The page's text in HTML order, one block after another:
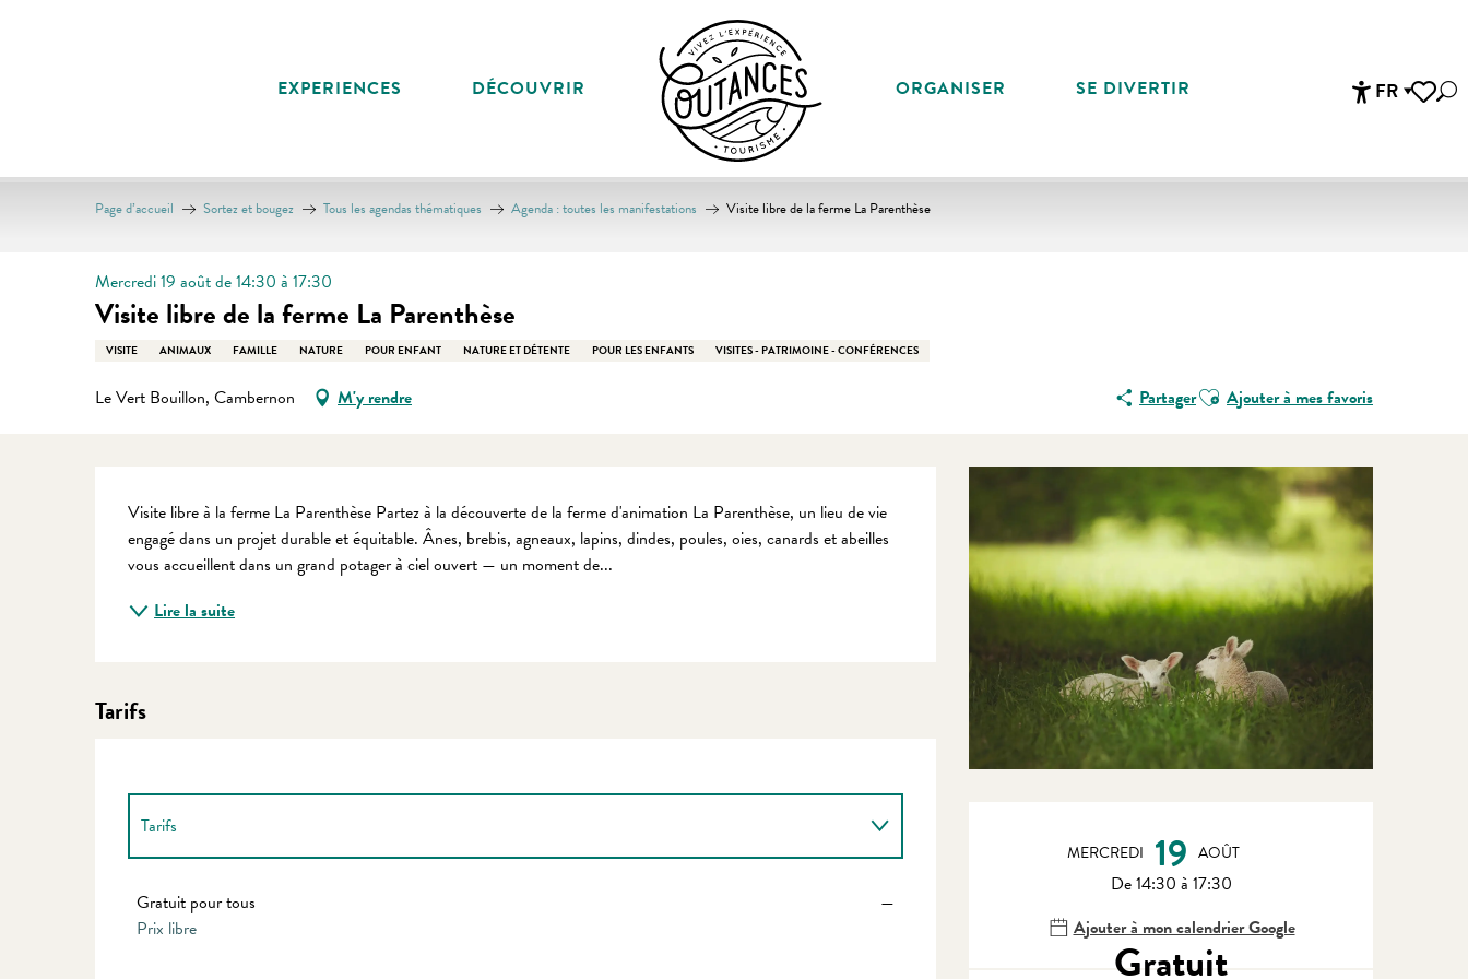
FR
EXPERIENCES DÉCOUVRIR ORGANISER SE DIVERTIR
Page d’accueil Sortez et bougez Tous les agendas thématiques Agenda : toutes les manifestations Visite libre de la ferme La Parenthèse
Mercredi 19 août de 14:30 à 17:30
Visite libre de la ferme La Parenthèse
VISITE ANIMAUX FAMILLE NATURE POUR ENFANT NATURE ET DÉTENTE POUR LES ENFANTS VISITES - PATRIMOINE - CONFÉRENCES
Le Vert Bouillon, Cambernon M'y rendre PartagerAjouter aux favoris
Ajouter à mes favoris
Ouverture et coordonnées
MERCREDI 19 AOÛT
De 14:30 à 17:30
Ajouter à mon calendrier Google
Gratuit
Description
Visite libre à la ferme La Parenthèse Partez à la découverte de la ferme d'animation La Parenthèse, un lieu de vie
engagé dans un projet durable et équitable. Ânes, brebis, agneaux, lapins, dindes, poules, oies, canards et abeilles
vous accueillent dans un grand potager à ciel ouvert — un moment de...
Lire la suite
Tarifs
Tarifs
Tarifs 2027
Gratuit pour tous
Prix libre
—